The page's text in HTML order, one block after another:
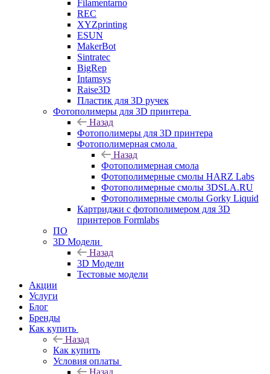
Filamentarno
REC
XYZprinting
ESUN
MakerBot
Sintratec
BigRep
Intamsys
Raise3D
Пластик для 3D ручек
Фотополимеры для 3D принтера
Назад
Фотополимеры для 3D принтера
Фотополимерная смола
Назад
Фотополимерная смола
Фотополимерные смолы HARZ Labs
Фотополимерные смолы 3DSLA.RU
Фотополимерные смолы Gorky Liquid
Картриджи с фотополимером для 3D
принтеров Formlabs
ПО
3D Модели
Назад
3D Модели
Тестовые модели
Акции
Услуги
Блог
Бренды
Как купить
Назад
Как купить
Условия оплаты
Назад